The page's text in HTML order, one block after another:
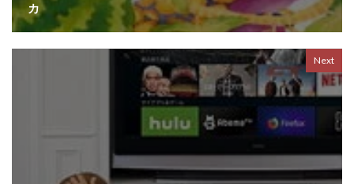
カ
Next